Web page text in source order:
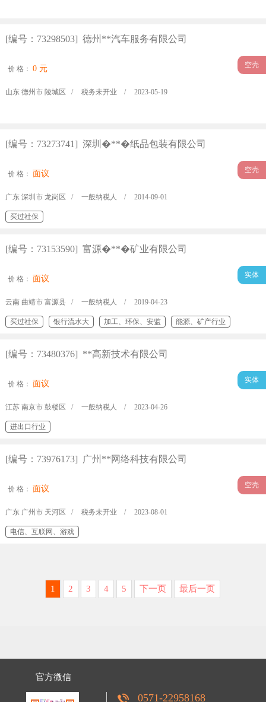
[编号：73298503] 德州**汽车服务有限公司
价 格：0 元 空壳
山东 德州市 陵城区 / 税务未开业 / 2023-05-19
[编号：73273741] 深圳�**�纸品包装有限公司
价 格： 面议 空壳
广东 深圳市 龙岗区 / 一般纳税人 / 2014-09-01
买过社保
[编号：73153590] 富源�**�矿业有限公司
价 格： 面议 实体
云南 曲靖市 富源县 / 一般纳税人 / 2019-04-23
买过社保 银行流水大 加工、环保、安监 能源、矿产行业
[编号：73480376] **高新技术有限公司
价 格： 面议 实体
江苏 南京市 鼓楼区 / 一般纳税人 / 2023-04-26
进出口行业
[编号：73976173] 广州**网络科技有限公司
价 格： 面议 空壳
广东 广州市 天河区 / 税务未开业 / 2023-08-01
电信、互联网、游戏
1 2 3 4 5 下一页 最后一页
官方微信
0571-22958168